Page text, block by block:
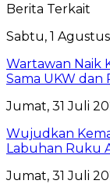
Berita Terkait
Sabtu, 1
Wartawan Naik
Sama UKW dan
Jumat, 31 Juli
Wujudkan
Labuhan Ruku
Jumat, 31 Juli